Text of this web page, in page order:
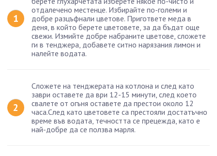
отдалечено местенце. Избирайте по-големи и
добре разцъфнали цветове. Пригответе меда в
деня, в който берете цветовете, за да бъдат още
свежи. Измийте добре набраните цветове, сложете
ги в тенджера, добавете ситно нарязания лимон и
налейте водата.
Сложете на тенджерата на котлона и след като
заври оставете да ври 12-15 минути, след което
свалете от огъня оставете да престои около 12
часа.След като цветовете са престояли достатъчно
време във водата, течността се прецежда, като е
най-добре да се ползва марля.